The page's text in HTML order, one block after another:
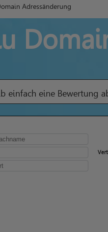
Adressänderung
einfach eine Bewertung